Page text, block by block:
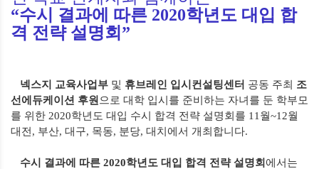
“수시 결과에 따른 2020학년도 대입 합
격 전략 설명회 ”
넥스지 교육사업부 및 휴브레인 입시컨설팅센터 공동 주최 조
선에듀케이션 후원 으로 대학 입시를 준비하는 자녀를 둔 학부모
를 위한 2020학년도 대입 수시 합격 전략 설명회를 11 월~12월
대전 , 부산, 대구, 목동, 분당, 대치에서 개최합니다.
수시 결과에 따른 2020학년도 대입 합격 전략 설명회 에서는